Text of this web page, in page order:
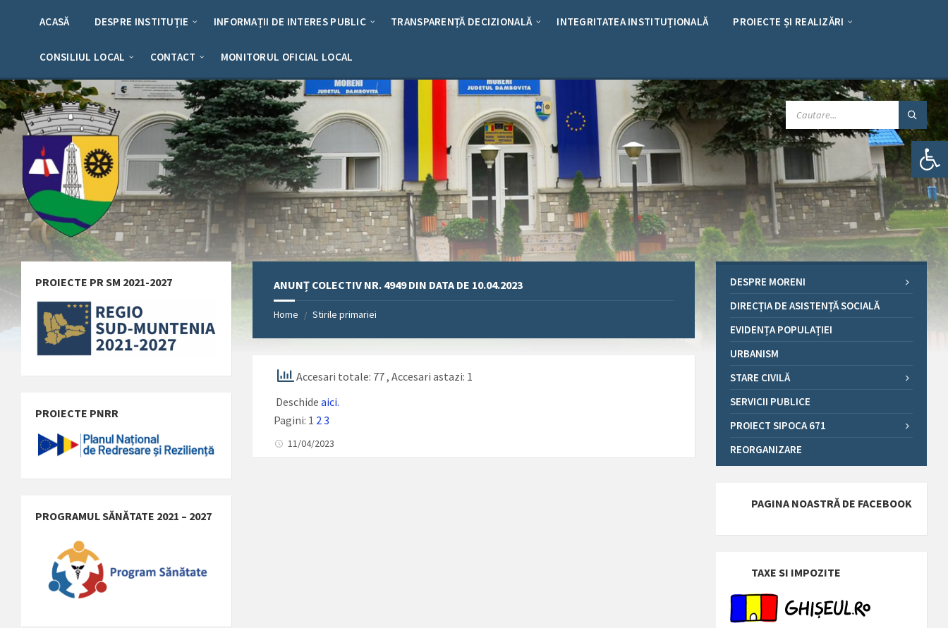
Deschide bara de unelte
ACASĂ DESPRE INSTITUȚIE INFORMAȚII DE INTERES PUBLIC TRANSPARENȚĂ DECIZIONALĂ INTEGRITATEA INSTITUȚIONALĂ PROIECTE ȘI REALIZĂRI
CONSILIUL LOCAL CONTACT MONITORUL OFICIAL LOCAL
CAUTARE:
ANUNȚ COLECTIV NR. 4949 DIN DATA DE 10.04.2023
Home / Stirile primariei
Accesari totale: 77, Accesari astazi: 1
Deschideaici.
Pagini: 1 2 3
11/04/2023
PROIECTE PR SM 2021-2027
PROIECTE PNRR
PROGRAMUL SĂNĂTATE 2021 – 2027
DESPRE MORENI
DIRECȚIA DE ASISTENȚĂ SOCIALĂ
EVIDENȚA POPULAȚIEI
URBANISM
STARE CIVILĂ
SERVICII PUBLICE
PROIECT SIPOCA 671
REORGANIZARE
PAGINA NOASTRĂ DE FACEBOOK
TAXE SI IMPOZITE